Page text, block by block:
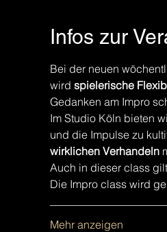
Infos zur
Bei der neuen
wird spielerische
Gedanken am Impro
Im Studio Köln bieten
und die Impulse zu
wirklichen Verhandeln
Auch in dieser class
Die Impro class wird
Mehr anzeigen